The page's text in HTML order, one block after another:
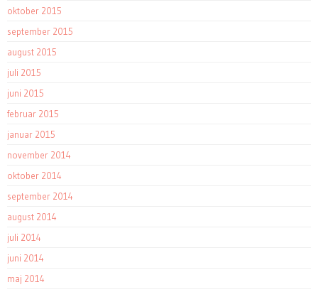
oktober 2015
september 2015
august 2015
juli 2015
juni 2015
februar 2015
januar 2015
november 2014
oktober 2014
september 2014
august 2014
juli 2014
juni 2014
maj 2014